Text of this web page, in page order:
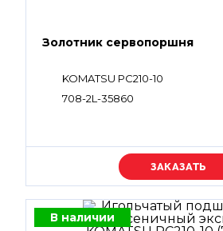
Золотник сервопоршня
KOMATSU PC210-10
708-2L-35860
Уточняйте цену
В наличии